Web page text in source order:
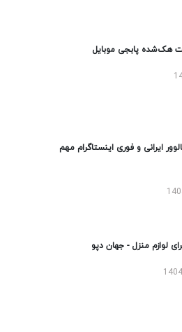
هک‌شده پابجی موبایل
ایرانی و فوری اینستاگرام مهم
لوازم منزل - جهان دپو